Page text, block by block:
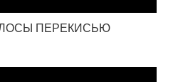
ПЕРЕКИСЬЮ